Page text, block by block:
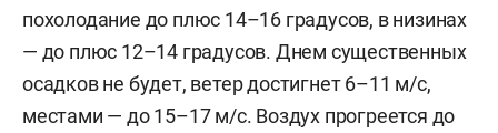
похолодание до плюс 14–16 градусов, в низинах
— до плюс 12–14 градусов. Днем существенных
осадков не будет, ветер достигнет 6–11 м/c,
местами — до 15–17 м/с. Воздух прогреется до